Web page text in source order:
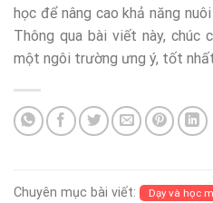
học để nâng cao khả năng
Thông qua bài viết này, chúc
một ngôi trường ưng ý, tốt
Chuyên mục bài viết: Dạy và học